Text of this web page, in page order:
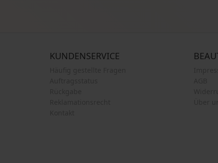
KUNDENSERVICE